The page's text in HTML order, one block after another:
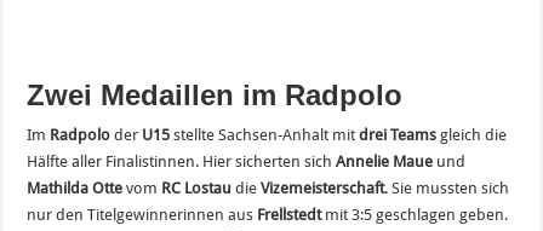
Zwei Medaillen im Radpolo
Im Radpolo der U15 stellte Sachsen-Anhalt mitdrei Teams gleich die
Hälfte aller Finalistinnen. Hier sicherten sichAnnelie Maue und
Mathilda Ottevom RC LostaudieVizemeisterschaft. Sie mussten sich
nur den Titelgewinnerinnen aus Frellstedtmit 3:5 geschlagen geben.